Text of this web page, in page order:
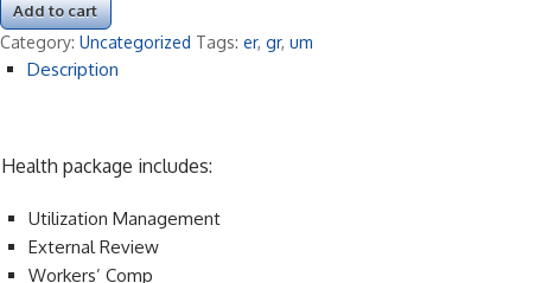
Add to cart
Category: Uncategorized Tags: er, gr, um
Description
Health package includes:
Utilization Management
External Review
Workers’ Comp